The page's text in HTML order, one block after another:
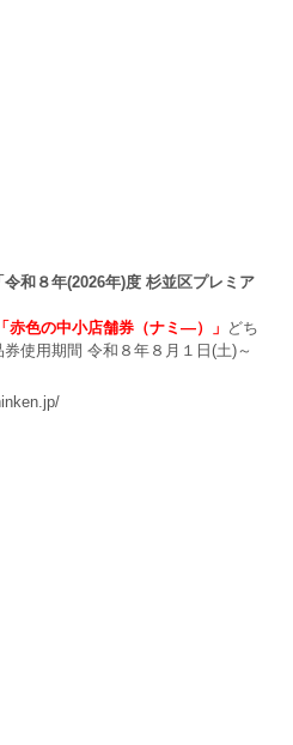
令和８年(2026年)度 杉並区プレミア
「赤色の中小店舗券（ナミ―）」 どち
使用期間 令和８年８月１日(土)～